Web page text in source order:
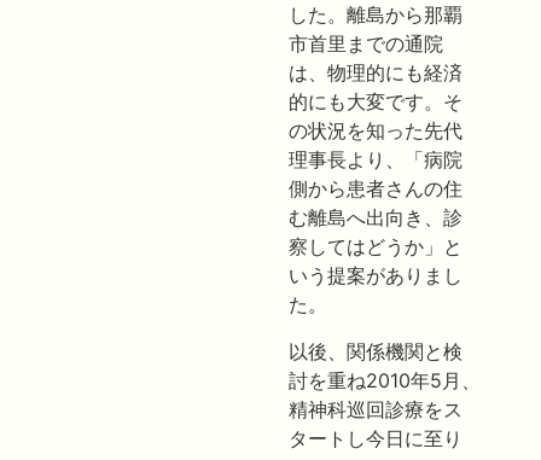
した。離島から那覇
市首里までの通院
は、物理的にも経済
的にも大変です。そ
の状況を知った先代
理事長より、「病院
側から患者さんの住
む離島へ出向き、診
察してはどうか」と
いう提案がありまし
た。
以後、関係機関と検
討を重ね2010年5月、
精神科巡回診療をス
タートし今日に至り